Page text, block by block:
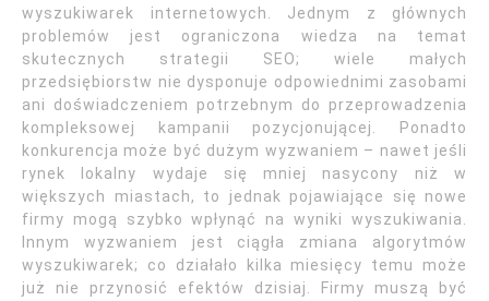
wyszukiwarek internetowych. Jednym z głównych
problemów jest ograniczona wiedza na temat
skutecznych strategii SEO; wiele małych
przedsiębiorstw nie dysponuje odpowiednimi zasobami
ani doświadczeniem potrzebnym do przeprowadzenia
kompleksowej kampanii pozycjonującej. Ponadto
konkurencja może być dużym wyzwaniem – nawet jeśli
rynek lokalny wydaje się mniej nasycony niż w
większych miastach, to jednak pojawiające się nowe
firmy mogą szybko wpłynąć na wyniki wyszukiwania.
Innym wyzwaniem jest ciągła zmiana algorytmów
wyszukiwarek; co działało kilka miesięcy temu może
już nie przynosić efektów dzisiaj. Firmy muszą być